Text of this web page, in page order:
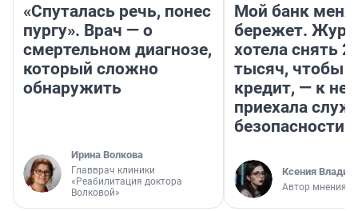
«Спуталась речь, понес
пургу». Врач — о
смертельном диагнозе,
который сложно
обнаружить
Ирина Волкова
Главврач клиники
«Реабилитация доктора
Волковой»
Мой банк меня
бережет.
хотела снять
тысяч, чтобы
кредит, — к
приехала
безопасности
Ксения
Автор мнения